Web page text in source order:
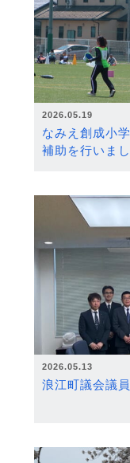
2026.05.19
なみえ創成小
補助を行いま
2026.05.13
浪江町議会議